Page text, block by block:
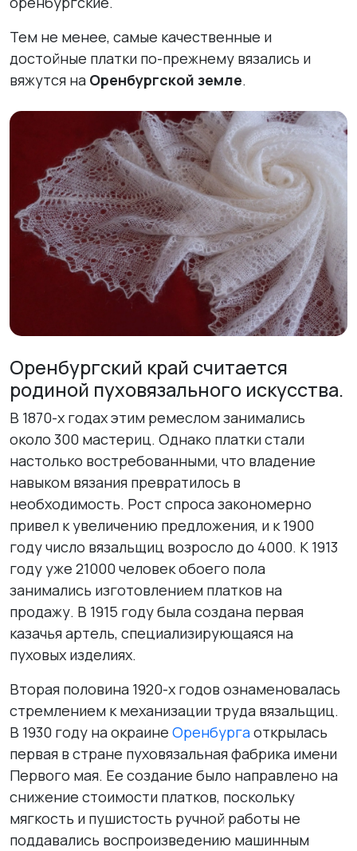
Тем не менее, самые качественные и
достойные платки по-прежнему вязались и
вяжутся на Оренбургской земле.
Оренбургский край считается
родиной пуховязального искусства.
В 1870-х годах этим ремеслом занимались
около 300 мастериц. Однако платки стали
настолько востребованными, что владение
навыком вязания превратилось в
необходимость. Рост спроса закономерно
привел к увеличению предложения, и к 1900
году число вязальщиц возросло до 4000. К 1913
году уже 21000 человек обоего пола
занимались изготовлением платков на
продажу. В 1915 году была создана первая
казачья артель, специализирующаяся на
пуховых изделиях.
Вторая половина 1920-х годов ознаменовалась
стремлением к механизации труда вязальщиц.
В 1930 году на окраине Оренбургаоткрылась
первая в стране пуховязальная фабрика имени
Первого мая. Ее создание было направлено на
снижение стоимости платков, поскольку
мягкость и пушистость ручной работы не
поддавались воспроизведению машинным